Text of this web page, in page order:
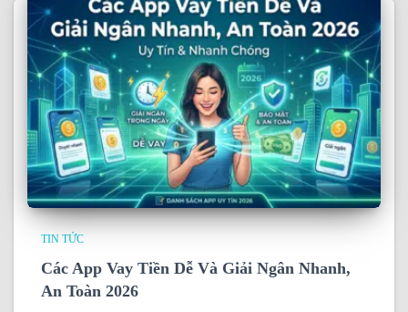
TIN TỨC
Các App Vay Tiền Dễ Và Giải Ngân Nhanh,
An Toàn 2026